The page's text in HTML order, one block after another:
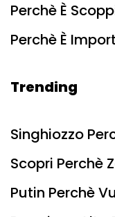
Perchè È
Perchè È
Trending
Singhiozzo
Scopri Perchè
Putin Perchè